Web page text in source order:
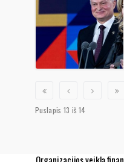
Puslapis 13 iš 14